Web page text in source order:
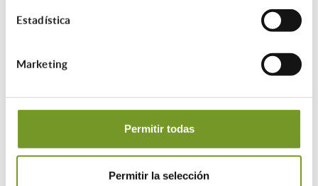
Estadística
Marketing
Permitir todas
Permitir la selección
AGE y órganos de la Unión Europea a efectos de auditoría y
control de fondos estatales y europeos. Ayuntamientos,
Interesados en el procedimiento.
Técnicos de Madrid como Oficina de Rehabilitación, actúa en
calidad de encargado del tratamiento de sus datos, en
nombre y por cuenta de la DG de Vivienda y Rehabilitación
Derecho a retirar el